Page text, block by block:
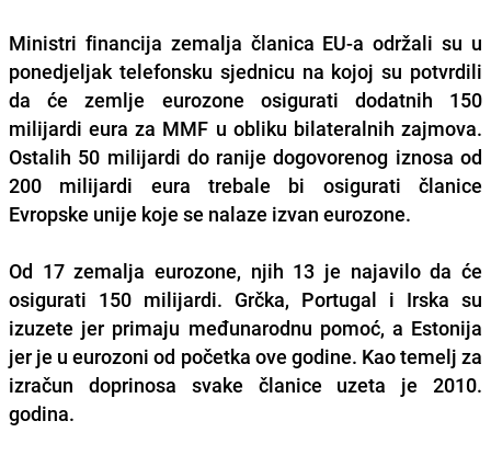
Ministri financija zemalja članica EU-a održali su u
ponedjeljak telefonsku sjednicu na kojoj su potvrdili
da će zemlje eurozone osigurati dodatnih 150
milijardi eura za MMF u obliku bilateralnih zajmova.
Ostalih 50 milijardi do ranije dogovorenog iznosa od
200 milijardi eura trebale bi osigurati članice
Evropske unije koje se nalaze izvan eurozone.
Od 17 zemalja eurozone, njih 13 je najavilo da će
osigurati 150 milijardi. Grčka, Portugal i Irska su
izuzete jer primaju međunarodnu pomoć, a Estonija
jer je u eurozoni od početka ove godine. Kao temelj za
izračun doprinosa svake članice uzeta je 2010.
godina.